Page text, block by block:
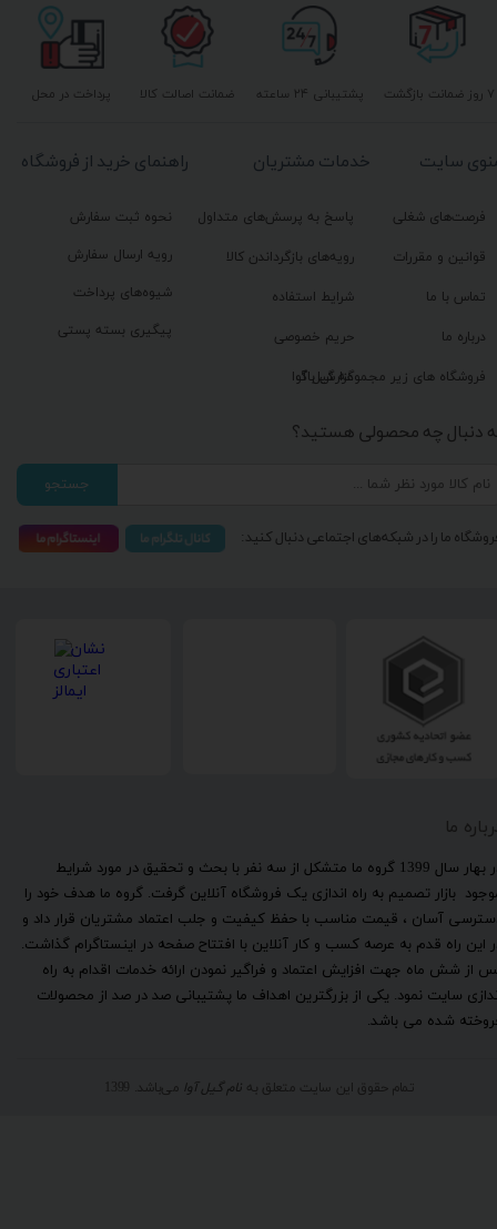
ما
​در بهار سال 1399 گروه ما متشکل از سه نفر با بحث و تحقیق در مورد شرایط
بازار تصمیم به راه اندازی یک فروشگاه آنلاین گرفت. گروه ما هدف خود را
آسان ، قیمت مناسب با حفظ کیفیت و جلب اعتماد مشتریان قرار داد و
این راه قدم به عرصه کسب و کار آنلاین با افتتاح صفحه در اینستاگرام گذاشت.
از شش ماه جهت افزایش اعتماد و فراگیر نمودن ارائه خدمات اقدام به راه
سایت نمود. یکی از بزرگترین اهداف ما پشتیبانی صد در صد از محصولات
شده می باشد.
تمام حقوق این سایت متعلق به نام گیل آوا می‌باشد. 1399
پشتیبانی ۲۴ ساعته پرداخت در محل ۷ روز ضمانت بازگشت ضمانت اصالت کالا
راهنمای خرید از فروشگاه
نحوه ثبت سفارش
رویه ارسال سفارش
شیوه‌های پرداخت
پیگیری بسته پستی
خدمات مشتریان
پاسخ به پرسش‌های متداول
رویه‌های بازگرداندن کالا
شرایط استفاده
حریم خصوصی
گزارش باگ
سایت
فرصت‌های شغلی
قوانین و مقررات
تماس با ما
درباره ما
فروشگاه های زیر مجموعه گیل آوا
دنبال چه محصولی هستید؟
جستجو
ما را در شبکه‌های اجتماعی دنبال کنید: